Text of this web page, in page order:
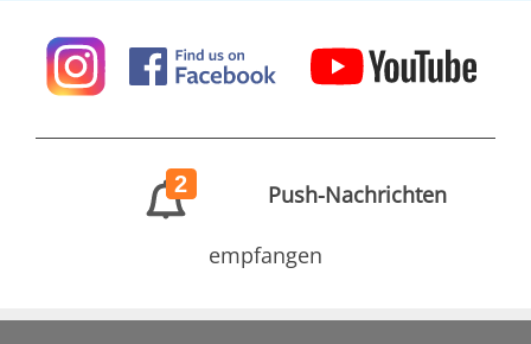
2 Push-Nachrichten
empfangen